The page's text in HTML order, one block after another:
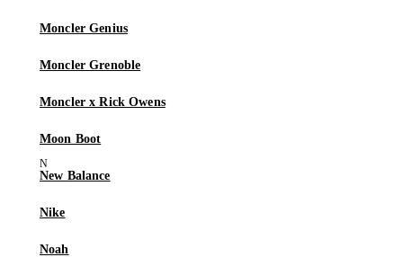
Moncler Genius
Moncler Grenoble
Moncler x Rick Owens
Moon Boot
New Balance
Nike
Noah